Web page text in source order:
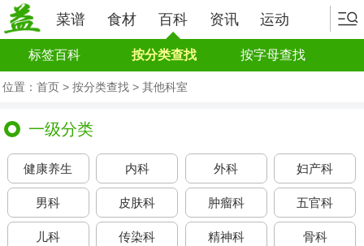
菜谱 食材 百科 资讯 运动
标签百科 按分类查找 按字母查找
位置： 首页 > 按分类查找 > 其他科室
一级分类
健康养生 内科 外科 妇产科
男科 皮肤科 肿瘤科 五官科
儿科 传染科 精神科 骨科